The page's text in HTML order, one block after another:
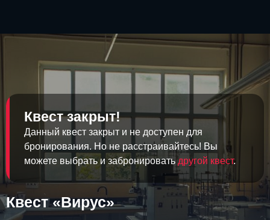
Квест закрыт!
Данный квест закрыт и не доступен для
бронирования. Но не расстраивайтесь! Вы
можете выбрать и забронироватьдругой квест.
Квест «Вирус»